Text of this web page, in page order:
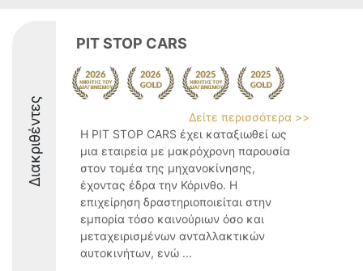
Διακριθέντες
PIT STOP CARS
Δείτε περισσότερα >>
Η PIT STOP CARS έχει καταξιωθεί ως
μια εταιρεία με μακρόχρονη παρουσία
στον τομέα της μηχανοκίνησης,
έχοντας έδρα την Κόρινθο. Η
επιχείρηση δραστηριοποιείται στην
εμπορία τόσο καινούριων όσο και
μεταχειρισμένων ανταλλακτικών
αυτοκινήτων, ενώ ...